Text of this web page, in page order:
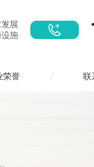
荣誉 联